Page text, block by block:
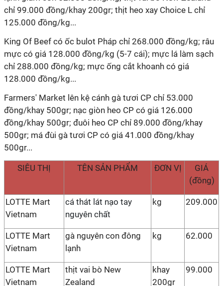
chỉ 99.000 đồng/khay 200gr; thịt heo xay Choice L chỉ
125.000 đồng/kg...
King Of Beef có ốc bulot Pháp chỉ 268.000 đồng/kg; râu
mực có giá 128.000 đồng/kg (5-7 cái); mực lá làm sạch
chỉ 288.000 đồng/kg; mực ống cắt khoanh có giá
128.000 đồng/kg...
Farmers' Market lên kệ cánh gà tươi CP chỉ 53.000
đồng/khay 500gr; nạc giòn heo CP có giá 126.000
đồng/khay 500gr; đuôi heo CP chỉ 89.000 đồng/khay
500gr; má đùi gà tươi CP có giá 41.000 đồng/khay
500gr...
SIÊU THỊ TÊN SẢN PHẨM ĐƠN VỊ
GIÁ
(đồng)
LOTTE Mart
Vietnam
cá thát lát nạo tay
nguyên chất
kg 209.000
LOTTE Mart
Vietnam
gà nguyên con đông
lạnh
kg 62.000
LOTTE Mart
Vietnam
thịt vai bò New
Zealand
khay
200gr
99.000